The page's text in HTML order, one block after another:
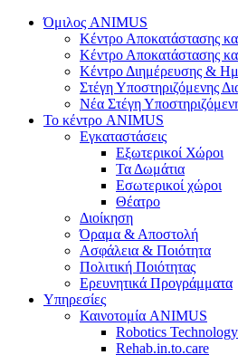
Όμιλος ANIMUS
Κέντρο Αποκατάστασης
Κέντρο
Κέντρο Διημέρευσης &
Στέγη Υποστηριζόμενης
Νέα Στέγη
Το κέντρο ANIMUS
Εγκαταστάσεις
Εξωτερικοί Χώροι
Τα Δωμάτια
Εσωτερικοί χώροι
Θέατρο
Διοίκηση
Όραμα & Αποστολή
Ασφάλεια & Ποιότητα
Πολιτική Ποιότητας
Ερευνητικά Προγράμματα
Υπηρεσίες
Καινοτομία ANIMUS
Robotics Technology
Rehab.in.to.care